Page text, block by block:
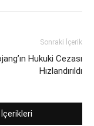
Sonraki İçerik
Hukuki Cezası
Hızlandırıldı
İçerikleri